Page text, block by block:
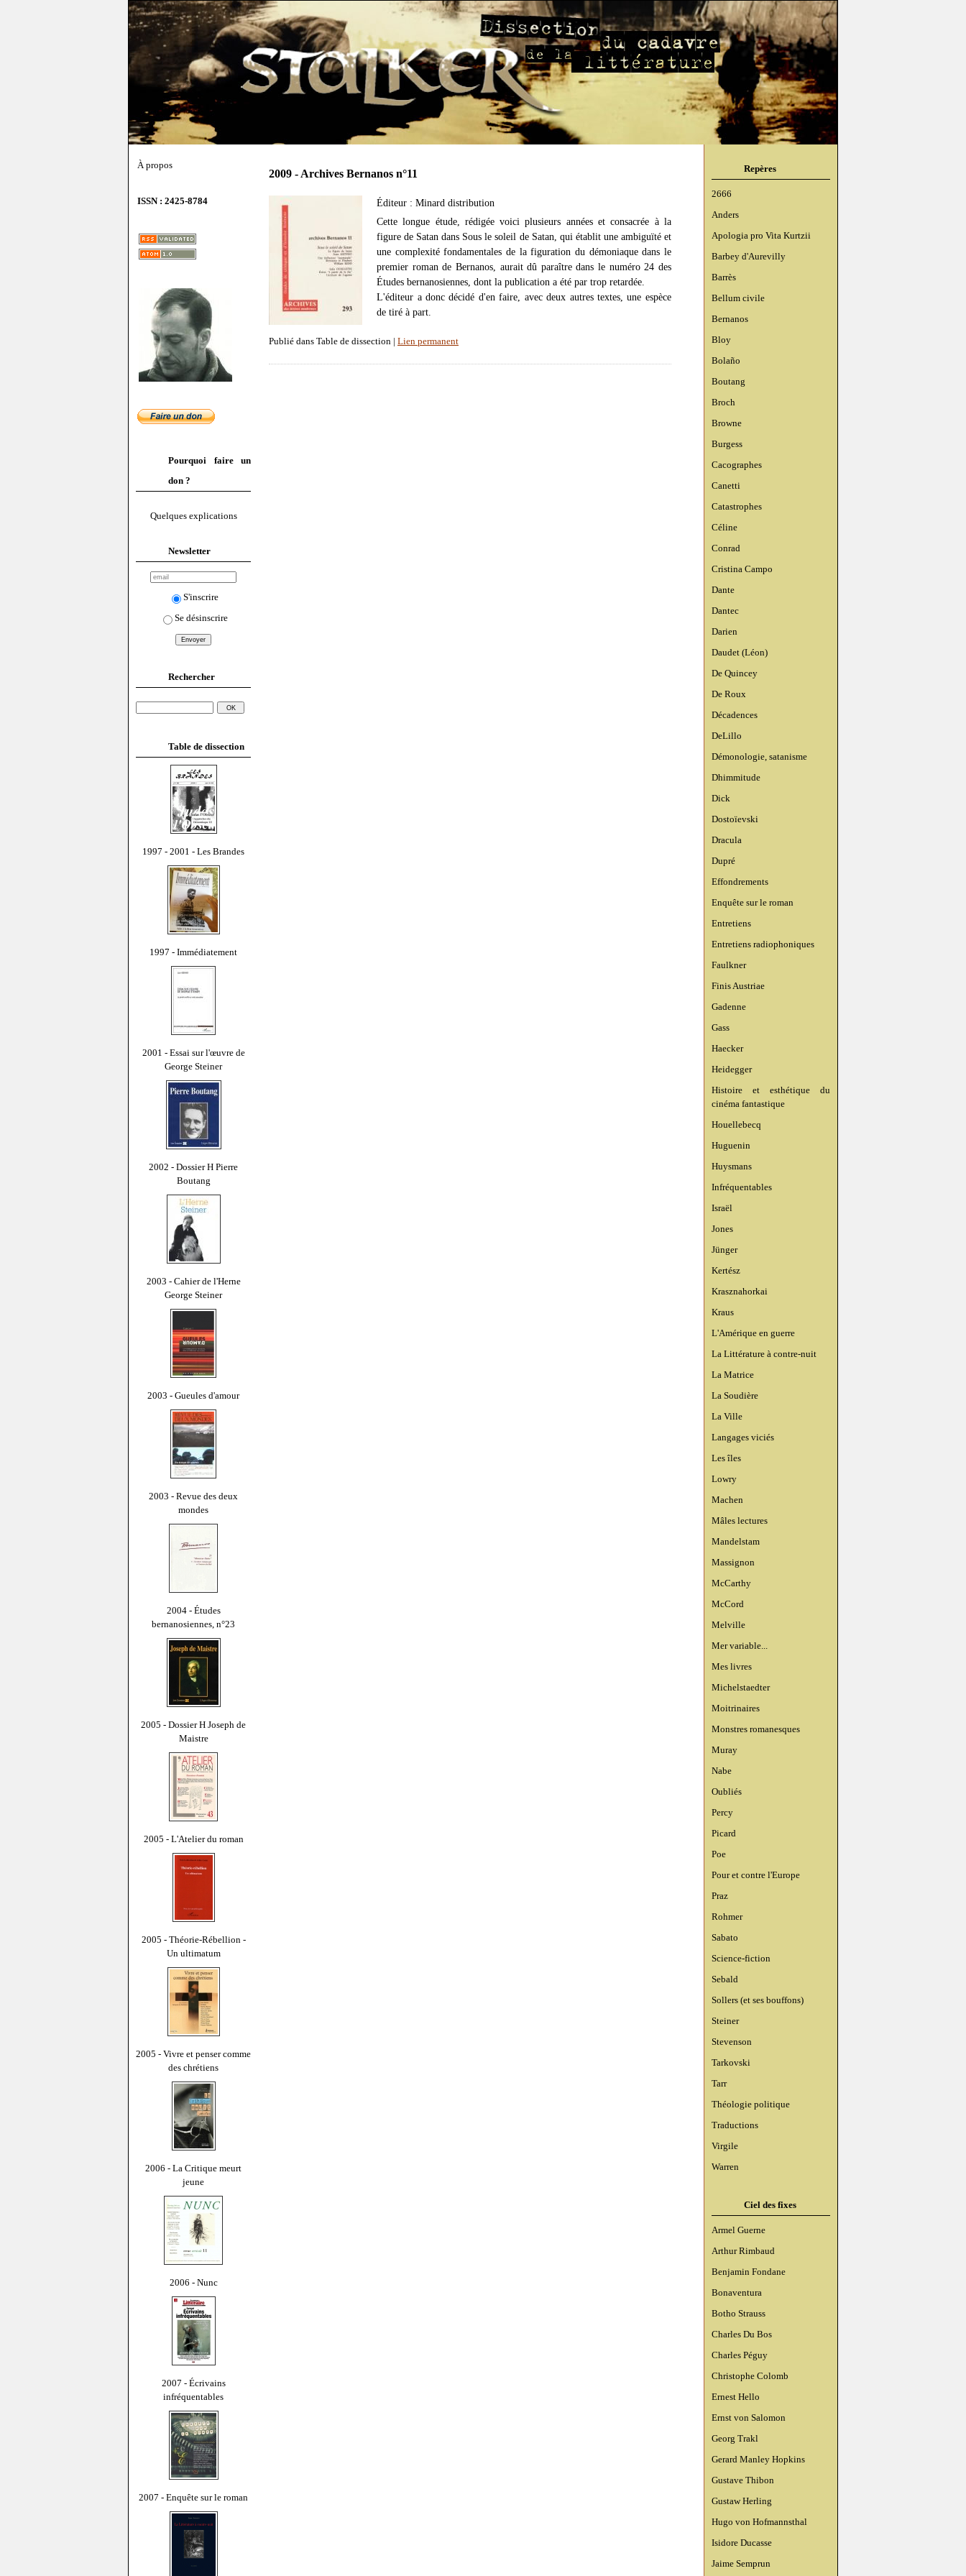
À propos
ISSN : 2425-8784
Pourquoi faire un
don ?
Quelques explications
Newsletter
S'inscrire
Se désinscrire
Rechercher
Table de dissection
1997 - 2001 - Les Brandes
1997 - Immédiatement
2001 - Essai sur l'œuvre de
George Steiner
2002 - Dossier H Pierre
Boutang
2003 - Cahier de l'Herne
George Steiner
2003 - Gueules d'amour
2003 - Revue des deux
mondes
2004 - Études
bernanosiennes, n°23
2005 - Dossier H Joseph de
Maistre
2005 - L'Atelier du roman
2005 - Théorie-Rébellion -
Un ultimatum
2005 - Vivre et penser comme
des chrétiens
2006 - La Critique meurt
jeune
2006 - Nunc
2007 - Écrivains
infréquentables
2007 - Enquête sur le roman
Repères
2666
Anders
Apologia pro Vita Kurtzii
Barbey d'Aurevilly
Barrès
Bellum civile
Bernanos
Bloy
Bolaño
Boutang
Broch
Browne
Burgess
Cacographes
Canetti
Catastrophes
Céline
Conrad
Cristina Campo
Dante
Dantec
Darien
Daudet (Léon)
De Quincey
De Roux
Décadences
DeLillo
Démonologie, satanisme
Dhimmitude
Dick
Dostoïevski
Dracula
Dupré
Effondrements
Enquête sur le roman
Entretiens
Entretiens radiophoniques
Faulkner
Finis Austriae
Gadenne
Gass
Haecker
Heidegger
Histoire et esthétique du
cinéma fantastique
Houellebecq
Huguenin
Huysmans
Infréquentables
Israël
Jones
Jünger
Kertész
Krasznahorkai
Kraus
L'Amérique en guerre
La Littérature à contre-nuit
La Matrice
La Soudière
La Ville
Langages viciés
Les îles
Lowry
Machen
Mâles lectures
Mandelstam
Massignon
McCarthy
McCord
Melville
Mer variable...
Mes livres
Michelstaedter
Moitrinaires
Monstres romanesques
Muray
Nabe
Oubliés
Percy
Picard
Poe
Pour et contre l'Europe
Praz
Rohmer
Sabato
Science-fiction
Sebald
Sollers (et ses bouffons)
Steiner
Stevenson
Tarkovski
Tarr
Théologie politique
Traductions
Virgile
Warren
Ciel des fixes
Armel Guerne
Arthur Rimbaud
Benjamin Fondane
Bonaventura
Botho Strauss
Charles Du Bos
Charles Péguy
Christophe Colomb
Ernest Hello
Ernst von Salomon
Georg Trakl
Gerard Manley Hopkins
Gustave Thibon
Gustaw Herling
Hugo von Hofmannsthal
Isidore Ducasse
Jaime Semprun
2009 - Archives Bernanos n°11
Éditeur : Minard distribution
Cette longue étude, rédigée voici plusieurs années et consacrée à la
figure de Satan dans Sous le soleil de Satan, qui établit une ambiguïté et
une complexité fondamentales de la figuration du démoniaque dans le
premier roman de Bernanos, aurait dû paraître dans le numéro 24 des
Études bernanosiennes, dont la publication a été par trop retardée.
L'éditeur a donc décidé d'en faire, avec deux autres textes, une espèce
de tiré à part.
Publié dans Table de dissection | Lien permanent